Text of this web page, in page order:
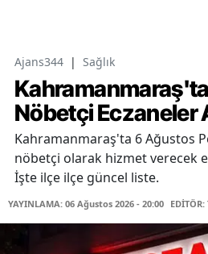
Ajans344 | Sağlık
Nöbetçi Eczaneler
Kahramanmaraş'ta 6 Ağustos
nöbetçi olarak hizmet verecek
İşte ilçe ilçe güncel liste.
YAYINLAMA: 06 Ağustos 2026 - 20:00 EDİTÖR: